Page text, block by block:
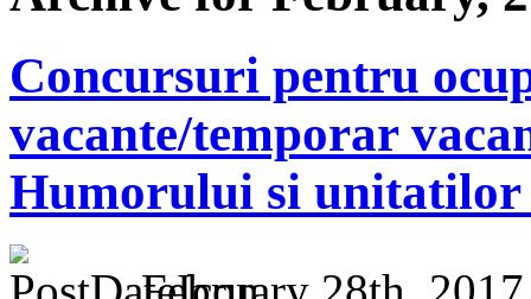
Concursuri pentru
vacante/temporar
Humorului si unitatilor